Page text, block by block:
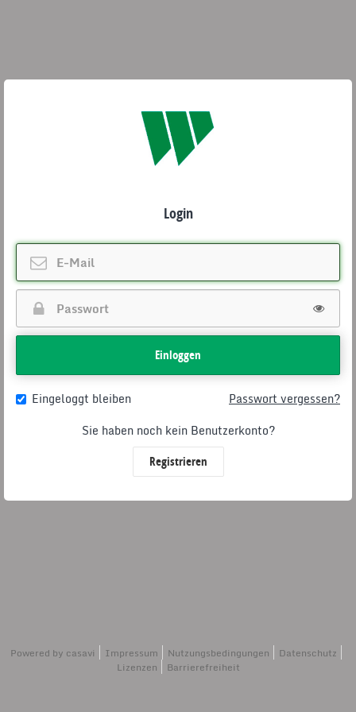
Login
Einloggen
Eingeloggt bleiben
Passwort vergessen?
Sie haben noch kein Benutzerkonto?
Registrieren
Powered by casavi Impressum Nutzungsbedingungen
Datenschutz
Lizenzen
Barrierefreiheit